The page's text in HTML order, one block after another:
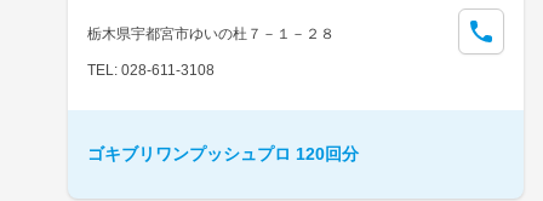
栃木県宇都宮市ゆいの杜７－１－２８
TEL: 028-611-3108
ゴキブリワンプッシュプロ 120回分